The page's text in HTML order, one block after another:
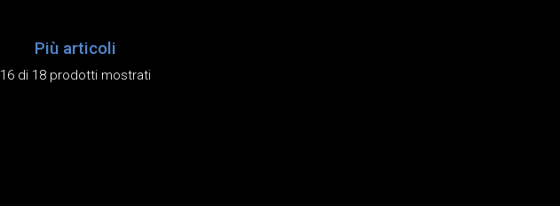
Più articoli
16 di 18 prodotti mostrati